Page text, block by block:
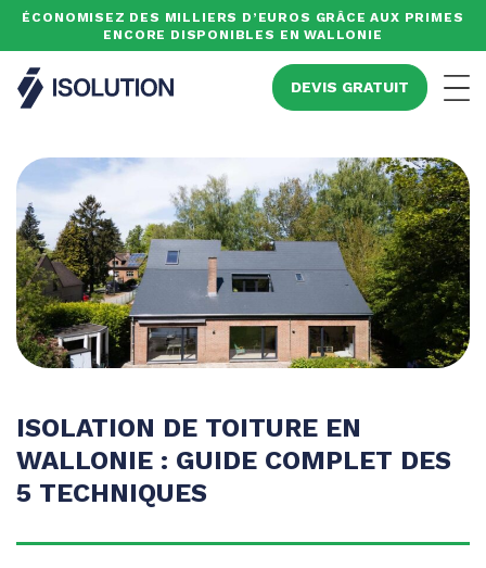
ÉCONOMISEZ DES MILLIERS D’EUROS GRÂCE AUX PRIMES
ENCORE DISPONIBLES EN WALLONIE
DEVIS GRATUIT
ISOLATION DE TOITURE EN
WALLONIE : GUIDE COMPLET DES
5 TECHNIQUES